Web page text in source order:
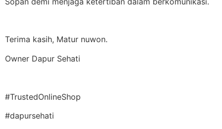
Terima kasih, Matur nuwon.
Owner Dapur Sehati
#TrustedOnlineShop
#dapursehati